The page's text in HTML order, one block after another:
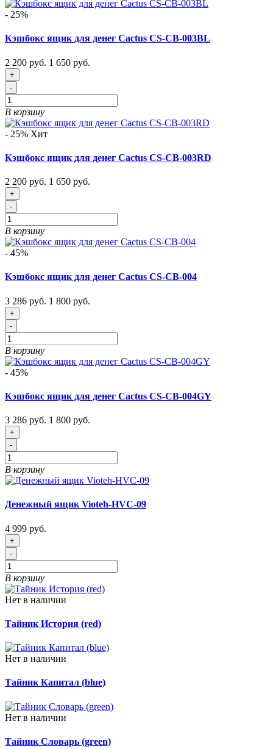
- 25%
Кэшбокс ящик для денег Cactus CS-CB-003BL
2 200 руб. 1 650 руб.
+
-
В корзину
- 25% Хит
Кэшбокс ящик для денег Cactus CS-CB-003RD
2 200 руб. 1 650 руб.
+
-
В корзину
- 45%
Кэшбокс ящик для денег Cactus CS-CB-004
3 286 руб. 1 800 руб.
+
-
В корзину
- 45%
Кэшбокс ящик для денег Cactus CS-CB-004GY
3 286 руб. 1 800 руб.
+
-
В корзину
Денежный ящик Vioteh-HVC-09
4 999 руб.
+
-
В корзину
Нет в наличии
Тайник История (red)
Нет в наличии
Тайник Капитал (blue)
Нет в наличии
Тайник Словарь (green)